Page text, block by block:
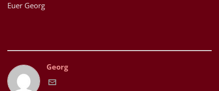
Euer Georg
Georg